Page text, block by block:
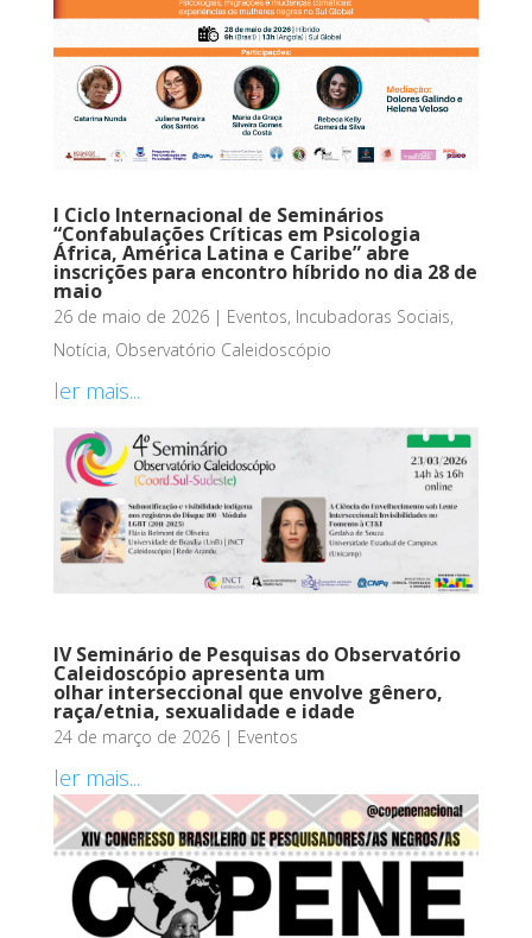
I Ciclo Internacional de Seminários
“Confabulações Críticas em Psicologia
África, América Latina e Caribe” abre
inscrições para encontro híbrido no dia 28 de
maio
26 de maio de 2026| Eventos, Incubadoras Sociais,
Notícia, Observatório Caleidoscópio
ler mais...
IV Seminário de Pesquisas do Observatório
Caleidoscópio apresenta um
olhar interseccional que envolve gênero,
raça/etnia, sexualidade e idade
24 de março de 2026| Eventos
ler mais...